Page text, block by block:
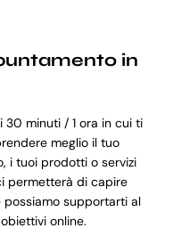
in
30 minuti / 1 ora in cui ti
meglio il tuo
i tuoi prodotti o servizi
permetterà di capire
supportarti al
online.